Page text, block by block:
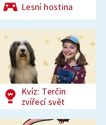
Lesní hostina
Kvíz: Terčin
zvířecí svět